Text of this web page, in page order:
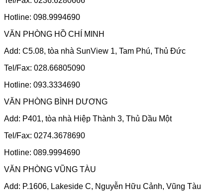
Hotline: 098.9994690
VĂN PHÒNG HỒ CHÍ MINH
Add: C5.08, tòa nhà SunView 1, Tam Phú, Thủ Đức
Tel/Fax: 028.66805090
Hotline: 093.3334690
VĂN PHÒNG BÌNH DƯƠNG
Add: P401, tòa nhà Hiệp Thành 3, Thủ Dầu Một
Tel/Fax: 0274.3678690
Hotline: 089.9994690
VĂN PHÒNG VŨNG TÀU
Add: P.1606, Lakeside C, Nguyễn Hữu Cảnh, Vũng Tàu